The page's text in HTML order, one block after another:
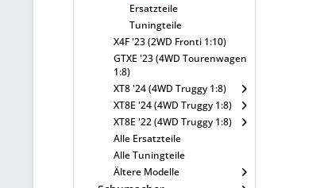
Ersatzteile
Tuningteile
X4F '23 (2WD Fronti 1:10)
GTXE '23 (4WD Tourenwagen
1:8)
XT8 '24 (4WD Truggy 1:8)
XT8E '24 (4WD Truggy 1:8)
XT8E '22 (4WD Truggy 1:8)
Alle Ersatzteile
Alle Tuningteile
Ältere Modelle